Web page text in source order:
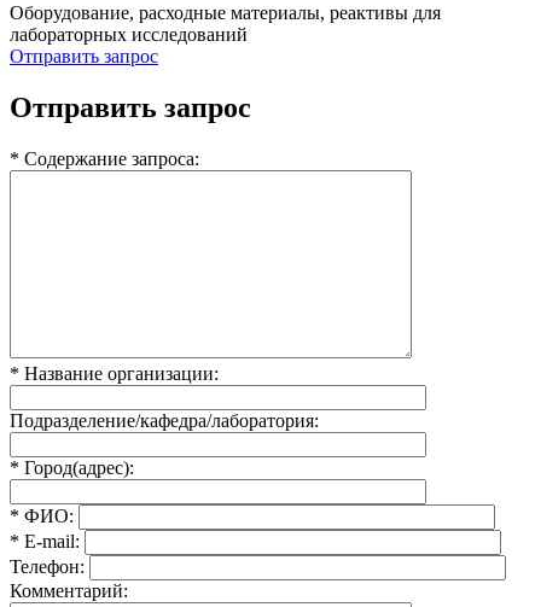
Оборудование, расходные материалы, реактивы для
лабораторных исследований
Отправить запрос
Отправить запрос
* Содержание запроса:
* Название организации:
Подразделение/кафедра/лаборатория:
* Город(адрес):
* ФИО:
* E-mail:
Телефон:
Комментарий: